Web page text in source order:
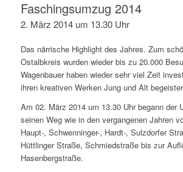
Faschingsumzug 2014
2. März 2014 um 13.30 Uhr
Das närrische Highlight des Jahres. Zum
Ostalbkreis wurden wieder bis zu 20.000
Wagenbauer haben wieder sehr viel Zeit
ihren kreativen Werken Jung und Alt
Am 02. März 2014 um 13.30 Uhr begann der
seinen Weg wie in den vergangenen Jahren
Haupt-, Schwenninger-, Hardt-, Sulzdorfer
Hüttlinger Straße, Schmiedstraße bis zur
Hasenbergstraße.